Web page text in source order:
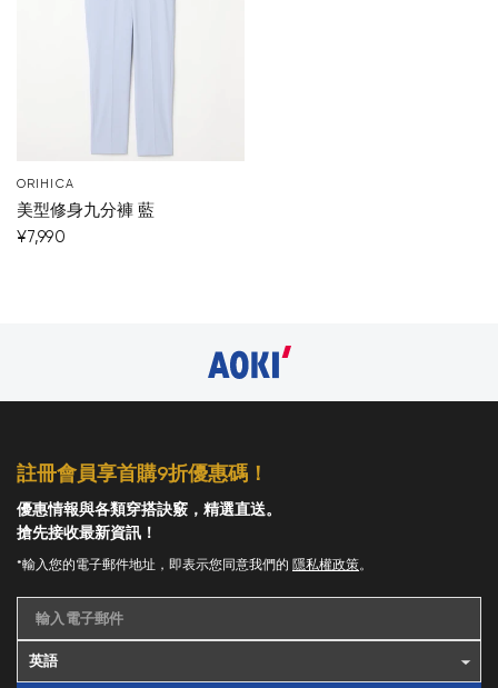
ORIHICA
美型修身九分褲 藍
¥7,990
註冊會員享首購9折優惠碼！
優惠情報與各類穿搭訣竅，精選直送。
搶先接收最新資訊！
*輸入您的電子郵件地址，即表示您同意我們的 隱私權政策。
輸入電子郵件